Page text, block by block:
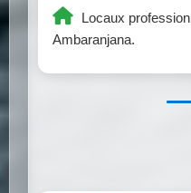
Locaux
Ambaranjana.